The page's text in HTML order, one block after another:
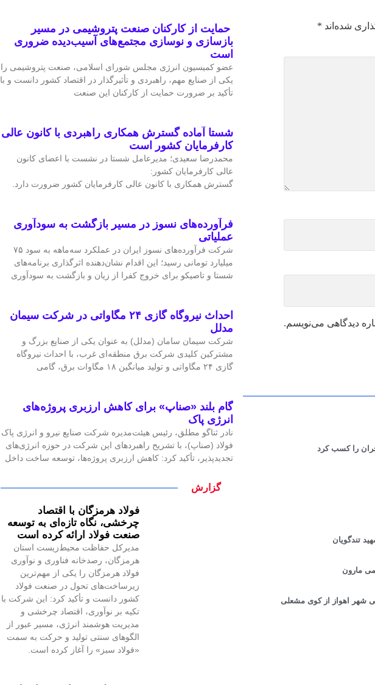
شده‌اند *
دیدگاهی می‌نویسم.
را کسب کرد
تندگویان
شهر اهواز از کوی مشعلی
حمایت از کارکنان صنعت پتروشیمی در مسیر
بازسازی و نوسازی مجتمع‌های آسیب‌دیده ضروری
است
عضو کمیسیون انرژی مجلس شورای اسلامی، صنعت پتروشیمی را
یکی از صنایع مهم، راهبردی و تأثیرگذار در اقتصاد کشور دانست و با
تأکید بر ضرورت حمایت از کارکنان این صنعت
شستا آماده گسترش همکاری راهبردی با کانون عالی
کارفرمایان کشور است
محمدرضا سعیدی؛ مدیرعامل شستا در نشست با اعضای کانون
عالی کارفرمایان کشور:
گسترش همکاری با کانون عالی کارفرمایان کشور ضرورت دارد.
فرآورده‌های نسوز در مسیر بازگشت به سودآوری
عملیاتی
شرکت فرآورده‌های نسوز ایران در عملکرد سه‌ماهه به سود ۷۵
میلیارد تومانی رسید؛ این اقدام نشان‌دهنده اثرگذاری برنامه‌های
شستا و تاصیکو برای خروج کفرا از زیان و بازگشت به سودآوری
احداث نیروگاه گازی ۲۴ مگاواتی در شرکت سیمان
مدلل
شرکت سیمان سامان (مدلل) به عنوان یکی از صنایع بزرگ و
مشترکین کلیدی شرکت برق منطقه‌ای غرب، با احداث نیروگاه
گازی ۲۴ مگاواتی و تولید میانگین ۱۸ مگاوات برق، گامی
گام بلند «صناپ» برای کاهش ارزبری پروژه‌های
انرژی پاک
نادر ثناگو مطلق، رئیس هیئت‌مدیره شرکت صنایع نیرو و انرژی پاک
فولاد (صناپ)، با تشریح راهبردهای این شرکت در حوزه انرژی‌های
تجدیدپذیر، تأکید کرد: کاهش ارزبری پروژه‌ها، توسعه ساخت داخل
گزارش
فولاد هرمزگان با اقتصاد
چرخشی، نگاه تازه‌ای به توسعه
صنعت فولاد ارائه کرده است
مدیرکل حفاظت محیط‌زیست استان
هرمزگان، رصدخانه فناوری و نوآوری
فولاد هرمزگان را یکی از مهم‌ترین
زیرساخت‌های تحول در صنعت فولاد
کشور دانست و تأکید کرد: این شرکت با
تکیه بر نوآوری، اقتصاد چرخشی و
مدیریت هوشمند انرژی، مسیر عبور از
الگوهای سنتی تولید و حرکت به سمت
«فولاد سبز» را آغاز کرده است.